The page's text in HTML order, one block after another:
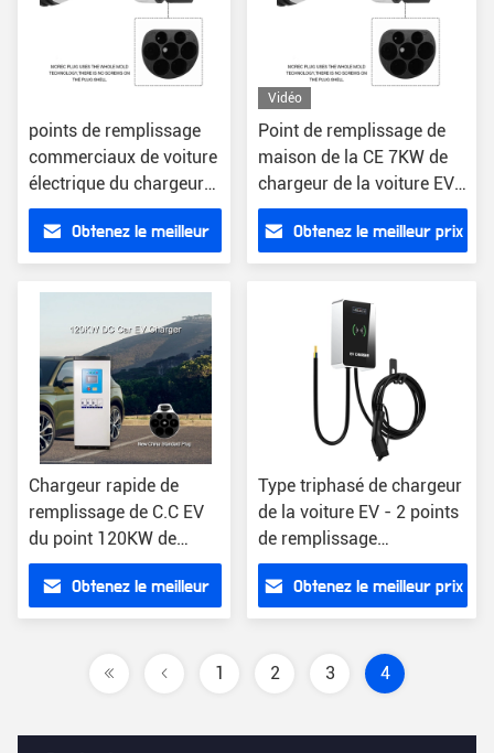
points de remplissage
commerciaux de voiture
électrique du chargeur
GB/T de la voiture EV de
la communication 4G
Obtenez le meilleur
Vidéo
Point de remplissage de
maison de la CE 7KW de
chargeur de la voiture EV
du CEI 61951 de RFID
Obtenez le meilleur prix
Chargeur rapide de
remplissage de C.C EV
du point 120KW de
voiture extérieure de
GB/T
Obtenez le meilleur
Type triphasé de chargeur
de la voiture EV - 2 points
de remplissage
commerciaux d'EV
Obtenez le meilleur prix
1 2 3 4